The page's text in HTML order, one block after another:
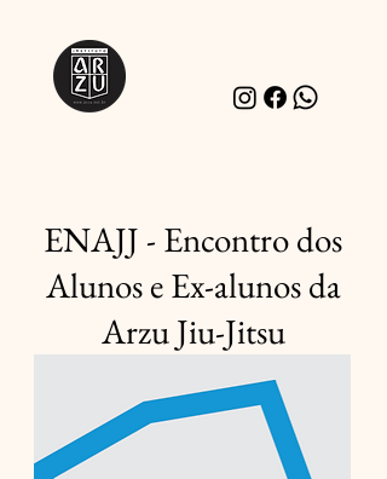
ENAJJ - Encontro dos
Alunos e Ex-alunos da
Arzu Jiu-Jitsu